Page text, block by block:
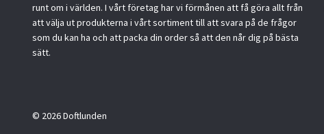
runt om i världen. I vårt företag har vi förmånen att få göra allt från
att välja ut produkterna i vårt sortiment till att svara på de frågor
som du kan ha och att packa din order så att den når dig på bästa
sätt.
© 2026 Doftlunden